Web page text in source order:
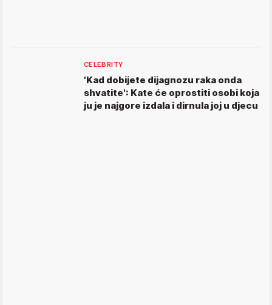
CELEBRITY
'Kad dobijete dijagnozu raka onda
shvatite': Kate će oprostiti osobi koja
ju je najgore izdala i dirnula joj u djecu